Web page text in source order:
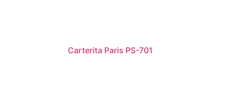
Carterita Paris PS-701